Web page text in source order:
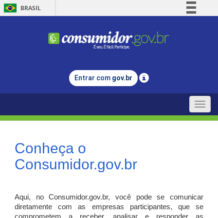
BRASIL
Comunica BR
Legislação
Entrar com gov.br
Toggle
Conheça o
Consumidor.gov.br
Aqui, no Consumidor.gov.br, você pode se comunicar
diretamente com as empresas participantes, que se